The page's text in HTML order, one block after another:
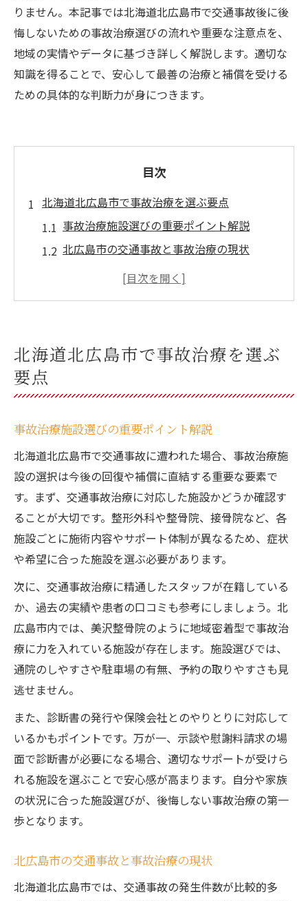
りません。本記事では北海道北広島市で交通事故後に後
悔しないための事故治療選びの流れや重要な注意点を、
地域の実情やデータに基づき詳しく解説します。適切な
知識を得ることで、安心して最善の治療と補償を受ける
ための具体的な判断力が身につきます。
目次
北海道北広島市で事故治療を選ぶ要点
事故治療施設選びの重要ポイント解説
北広島市の交通事故と事故治療の現状
事故治療で重視すべきサポート体制とは
交通事故後に適切な事故治療を受ける方法
事故治療受診のタイミングと手順を詳しく
必要性
事故治療の流れと保険会社への連絡ポイン
ト
北広島市で事故治療を受けるときの注意点
事故治療のための病院と整骨院の選び方
事故治療に迷ったなら押さえるべき注意点
事故治療選びで後悔しない判断基準とは
整骨院だけでは不十分な事故治療の理由
事故治療の診断書取得が重要な理由とは
慰謝料請求時に必要な事故治療のポイント
事故治療の保険適用範囲を正しく理解する
整骨院以外の事故治療の選び方を解説
事故治療で選択肢を広げる医療機関の見極
め方
整骨院以外で受ける事故治療のメリット紹
介
北広島市で評判の事故治療施設の特徴とは
事故治療選びで見るべき専門スタッフの有
事故治療で必要な診断書取得のポイント解
説
北海道北広島市で事故治療を選ぶ
要点
事故治療施設選びの重要ポイント解説
北海道北広島市で交通事故に遭われた場合、事故治療施
設の選択は今後の回復や補償に直結する重要な要素で
す。まず、交通事故治療に対応した施設かどうか確認す
ることが大切です。整形外科や整骨院、接骨院など、各
施設ごとに施術内容やサポート体制が異なるため、症状
や希望に合った施設を選ぶ必要があります。
次に、交通事故治療に精通したスタッフが在籍している
か、過去の実績や患者の口コミも参考にしましょう。北
広島市内では、美沢整骨院のように地域密着型で事故治
療に力を入れている施設が存在します。施設選びでは、
通院のしやすさや駐車場の有無、予約の取りやすさも見
逃せません。
また、診断書の発行や保険会社とのやりとりに対応して
いるかもポイントです。万が一、示談や慰謝料請求の場
面で診断書が必要になる場合、適切なサポートが受けら
れる施設を選ぶことで安心感が高まります。自分や家族
の状況に合った施設選びが、後悔しない事故治療の第一
歩となります。
北広島市の交通事故と事故治療の現状
北海道北広島市では、交通事故の発生件数が比較的多